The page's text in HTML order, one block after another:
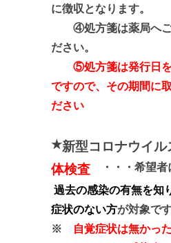
に徴収となります。
④処方箋は薬局へご
ださい。
⑤処方箋は発行日を
ですので、その期間に
ださい
★新型コロナウイ
体検査 ・・・希望者
過去の感染の有無を知
症状のない方が対象です
※
自覚症状は無かっ